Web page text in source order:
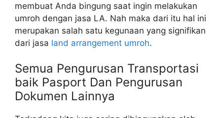
membuat Anda bingung saat ingin melakukan
umroh dengan jasa LA. Nah maka dari itu hal ini
merupakan salah satu kegunaan yang signifikan
dari jasa land arrangement umroh.
Semua Pengurusan Transportasi
baik Pasport Dan Pengurusan
Dokumen Lainnya